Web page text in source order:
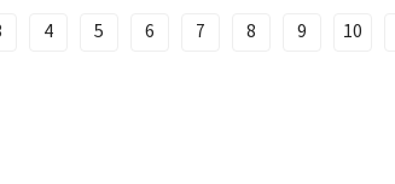
4 5 6 7 8 9 10